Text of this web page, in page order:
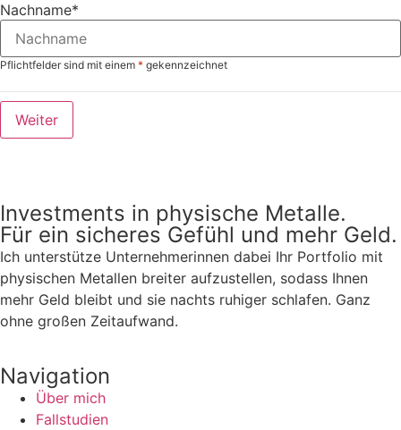
Nachname*
Pflichtfelder sind mit einem * gekennzeichnet
Weiter
Investments in physische Metalle.
Für ein sicheres Gefühl und mehr Geld.
Ich unterstütze Unternehmerinnen dabei Ihr Portfolio mit
physischen Metallen breiter aufzustellen, sodass Ihnen
mehr Geld bleibt und sie nachts ruhiger schlafen. Ganz
ohne großen Zeitaufwand.
Navigation
Über mich
Fallstudien